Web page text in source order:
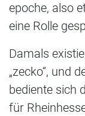
epoche, also
eine Rolle
Damals
„zecko“, und
bediente sich
für